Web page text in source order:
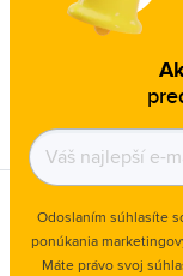
Odoslaním súhlasíte
ponúkania
Máte právo svoj